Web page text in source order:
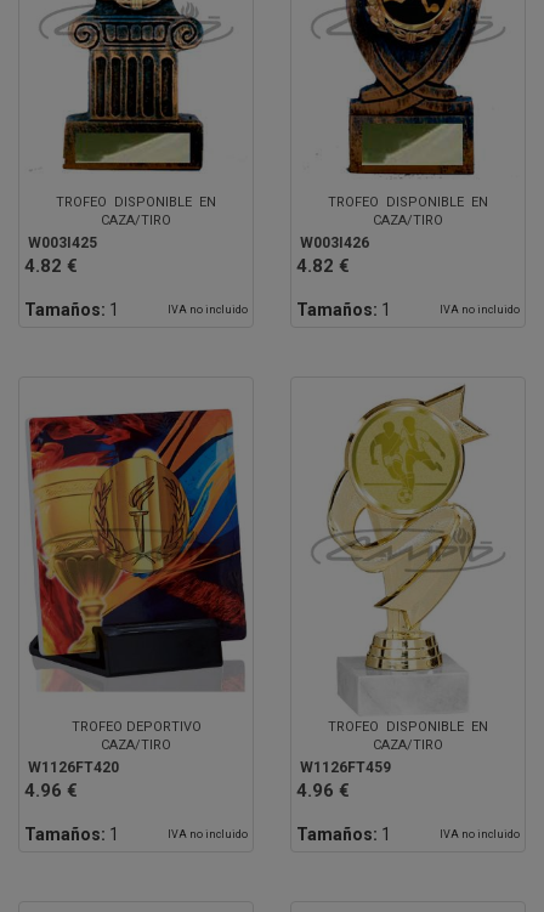
TROFEO DISPONIBLE EN
CAZA/TIRO
W003I425
4.82 €
Tamaños: 1 IVA no incluido
TROFEO DISPONIBLE EN
CAZA/TIRO
W003I426
4.82 €
Tamaños: 1 IVA no incluido
TROFEO DEPORTIVO
CAZA/TIRO
W1126FT420
4.96 €
Tamaños: 1 IVA no incluido
TROFEO DISPONIBLE EN
CAZA/TIRO
W1126FT459
4.96 €
Tamaños: 1 IVA no incluido